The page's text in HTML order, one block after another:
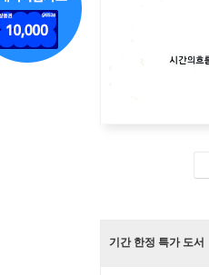
기간 한정 특가 도서